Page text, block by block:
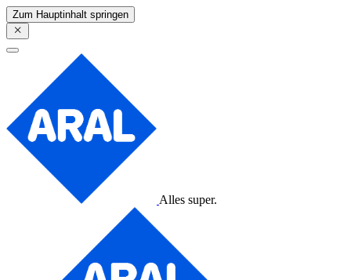
Zum Hauptinhalt springen
Alles super.